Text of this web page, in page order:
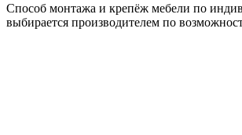
Способ монтажа и крепёж мебели по
выбирается производителем по